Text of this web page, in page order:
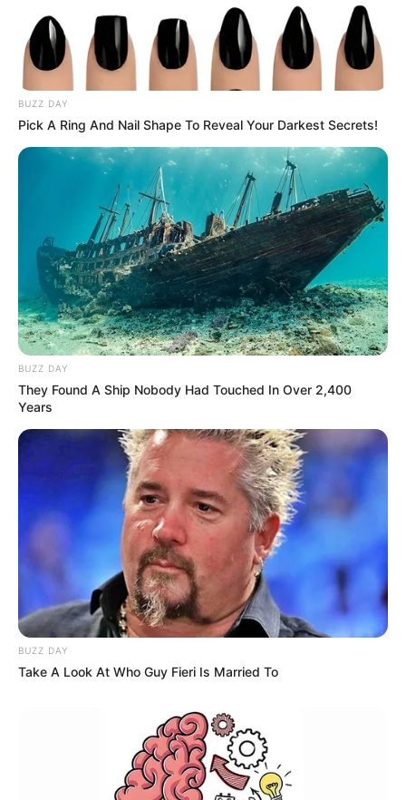
Εύβοια: Θλίψη για γνωστό επαγγελματία που
έφυγε ξαφνικά από την ζωή
Εύβοια: Θλίψη για γνωστό επαγγελματία που
έφυγε από την ζωή
Θλίψη στην Εύβοια: Έφυγε από τη ζωή
αγαπημένος γιατρός
Ακολουθήστε το evianews.com στοGoogle
News
ΤΑ ΠΙΟ ΔΗΜΟΦΙΛΗ
BUZZ DAY
Pick A Ring And Nail Shape To Reveal Your Darkest Secrets!
BUZZ DAY
They Found A Ship Nobody Had Touched In Over 2,400
Years
BUZZ DAY
Take A Look At Who Guy Fieri Is Married To